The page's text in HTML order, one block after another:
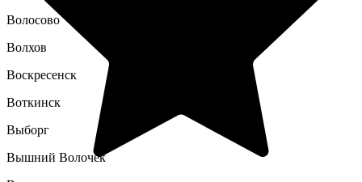
Волосово
Волхов
Воскресенск
Воткинск
Выборг
Вышний Волочек